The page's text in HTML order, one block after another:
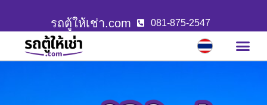
รถตู้ให้เช่า.com 081-875-2547